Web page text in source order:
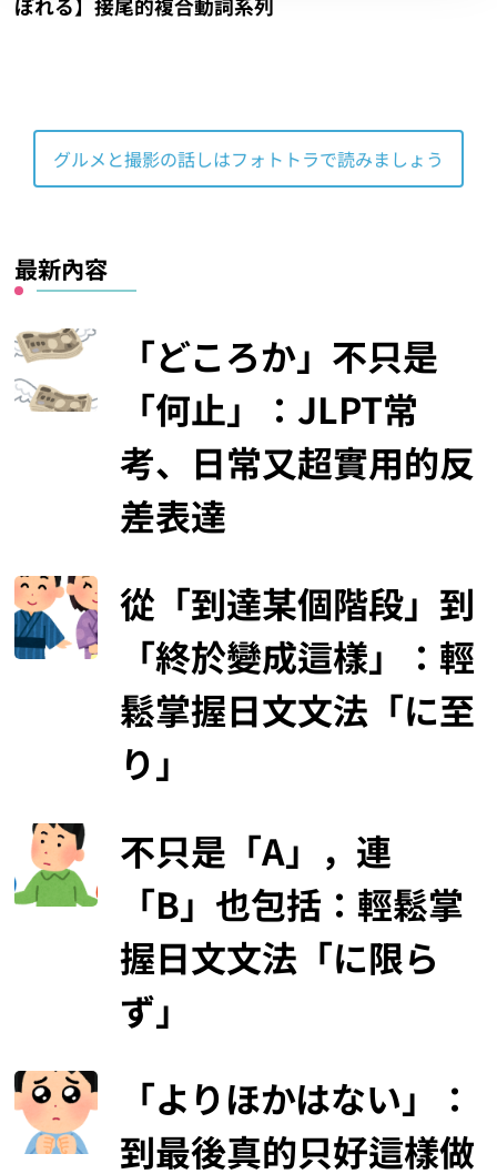
ぼれる】接尾的複合動詞系列
グルメと撮影の話しはフォトトラで読みましょう
最新內容
「どころか」不只是
「何止」：JLPT常
考、日常又超實用的反
差表達
從「到達某個階段」到
「終於變成這樣」：輕
鬆掌握日文文法「に至
り」
不只是「A」，連
「B」也包括：輕鬆掌
握日文文法「に限ら
ず」
「よりほかはない」：
到最後真的只好這樣做